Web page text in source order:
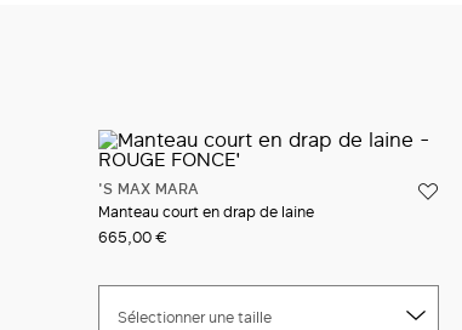
'S MAX MARA
Manteau court en drap de laine
665,00 €
Sélectionner une taille